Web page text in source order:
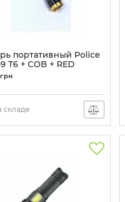
портативный Police
T6 + COB + RED
BL-249-T6
грн
складе